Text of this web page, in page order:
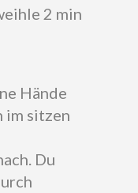
2 min
Hände
im sitzen
Du